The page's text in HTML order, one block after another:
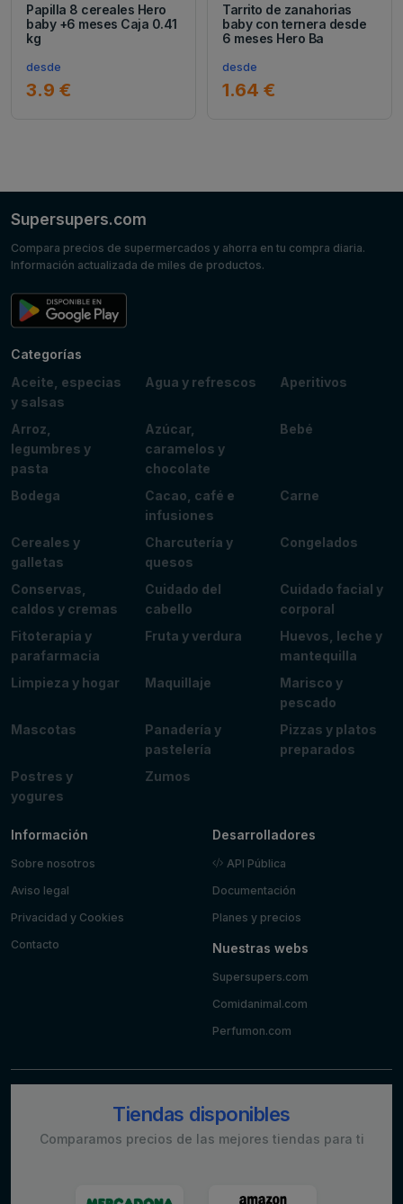
Papilla 8 cereales Hero
baby +6 meses Caja 0.41
kg
desde
3.9 €
Tarrito de zanahorias
baby con ternera desde
6 meses Hero Ba
desde
1.64 €
Supersupers.com
Compara precios de supermercados y ahorra en tu compra diaria.
Información actualizada de miles de productos.
Categorías
Aceite, especias
y salsas
Agua y refrescos Aperitivos
Arroz,
legumbres y
pasta
Azúcar,
caramelos y
chocolate
Bebé
Bodega
Cacao, café e
infusiones
Carne
Cereales y
galletas
Charcutería y
quesos
Congelados
Conservas,
caldos y cremas
Cuidado del
cabello
Cuidado facial y
corporal
Fitoterapia y
parafarmacia
Fruta y verdura
Huevos, leche y
mantequilla
Limpieza y hogar
Maquillaje
Marisco y
pescado
Mascotas
Panadería y
pastelería
Pizzas y platos
preparados
Postres y
yogures
Zumos
Información
Sobre nosotros
Aviso legal
Privacidad y Cookies
Contacto
Desarrolladores
API Pública
Documentación
Planes y precios
Nuestras webs
Supersupers.com
Comidanimal.com
Perfumon.com
Tiendas disponibles
Comparamos precios de las mejores tiendas para ti